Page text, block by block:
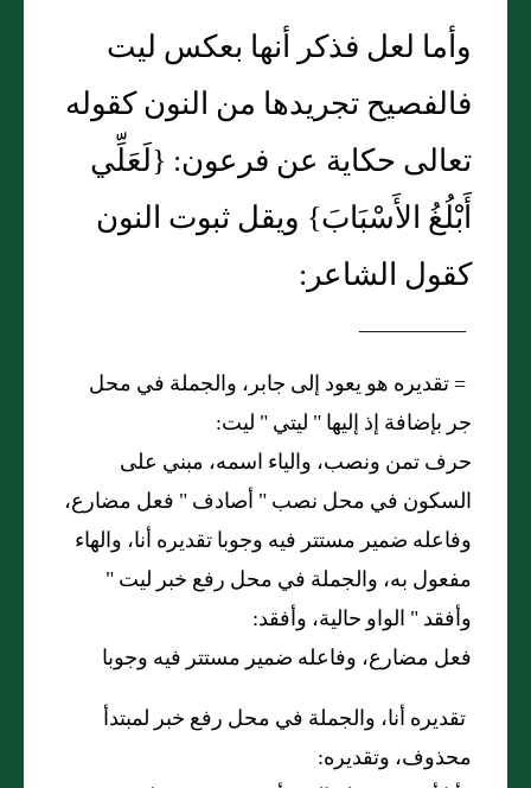
وأما لعل فذكر أنها بعكس ليت
فالفصيح تجريدها من النون كقوله
تعالى حكاية عن فرعون: {لَعَلِّي
أَبْلُغُ الأَسْبَابَ} ويقل ثبوت النون
كقول الشاعر:
__________
=تقديره هو يعود إلى جابر، والجملة في محل
جر بإضافة إذ إليها"ليتي"ليت:
حرف تمن ونصب، والياء اسمه، مبني على
السكون في محل نصب"أصادف"فعل مضارع،
وفاعله ضمير مستتر فيه وجوبا تقديره أنا، والهاء
مفعول به، والجملة في محل رفع خبر ليت"
وأفقد"الواو حالية، وأفقد:
فعل مضارع، وفاعله ضمير مستتر فيه وجوبا
تقديره أنا، والجملة في محل رفع خبر لمبتدأ
محذوف، وتقديره: